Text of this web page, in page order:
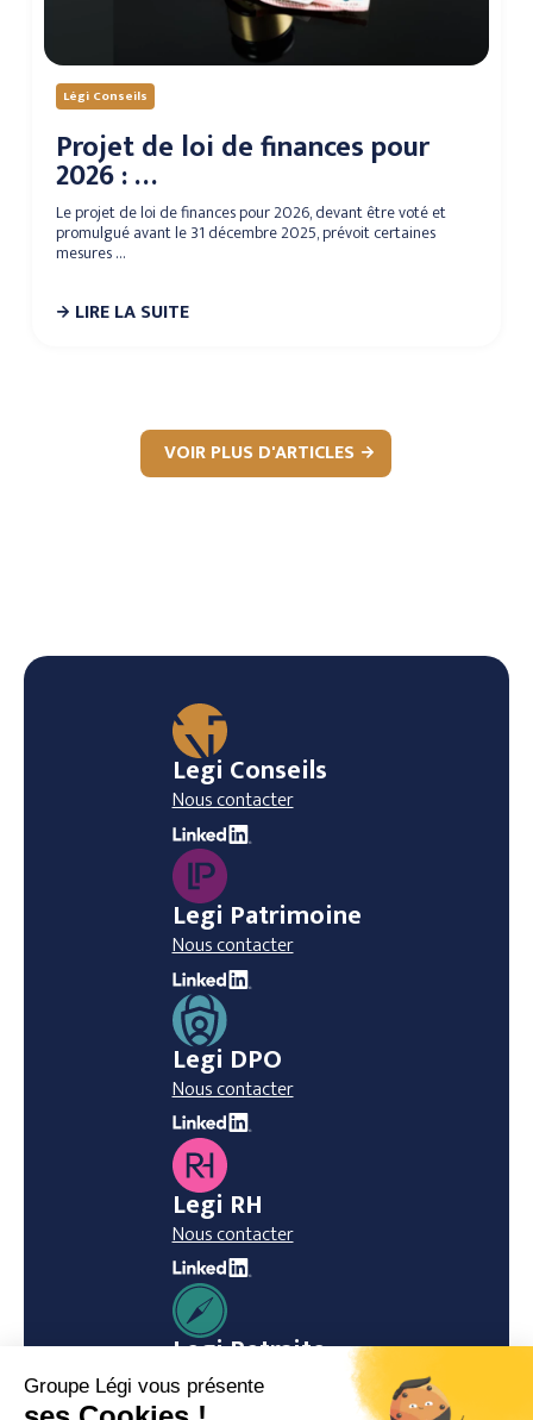
Légi Conseils
Projet de loi de finances pour
2026 : …
Le projet de loi de finances pour 2026, devant être voté et
promulgué avant le 31 décembre 2025, prévoit certaines
mesures …
LIRE LA SUITE
VOIR PLUS D'ARTICLES
Legi Conseils
Nous contacter
Legi Patrimoine
Nous contacter
Legi DPO
Nous contacter
Legi RH
Nous contacter
Legi Retraite
Nous contacter